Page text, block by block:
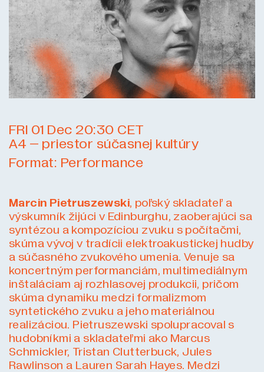
FRI 01 Dec 20:30 CET
A4 – priestor súčasnej kultúry
Format: Performance
Marcin Pietruszewski, poľský skladateľ a
výskumník žijúci v Edinburghu, zaoberajúci sa
syntézou a kompozíciou zvuku s počítačmi,
skúma vývoj v tradícii elektroakustickej hudby
a súčasného zvukového umenia. Venuje sa
koncertným performanciám, multimediálnym
inštaláciam aj rozhlasovej produkcii, pričom
skúma dynamiku medzi formalizmom
syntetického zvuku a jeho materiálnou
realizáciou. Pietruszewski spolupracoval s
hudobníkmi a skladateľmi ako Marcus
Schmickler, Tristan Clutterbuck, Jules
Rawlinson a Lauren Sarah Hayes. Medzi